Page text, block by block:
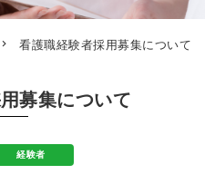
看護職経験者採用募集について
募集について
経験者